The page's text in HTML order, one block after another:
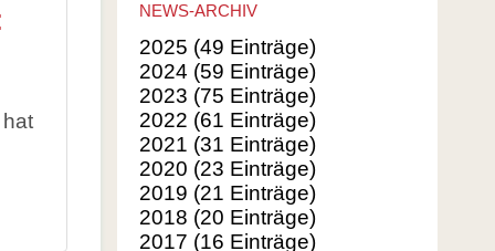
Pflanze des Monats
Gartentipps des Monats
Frühblüher im Garten
Balkonpflanzen für Bienen
Glossar
Literatur
Links
NEWS-ARCHIV
2025 (49 Einträge)
2024 (59 Einträge)
2023 (75 Einträge)
2022 (61 Einträge)
2021 (31 Einträge)
2020 (23 Einträge)
2019 (21 Einträge)
2018 (20 Einträge)
2017 (16 Einträge)